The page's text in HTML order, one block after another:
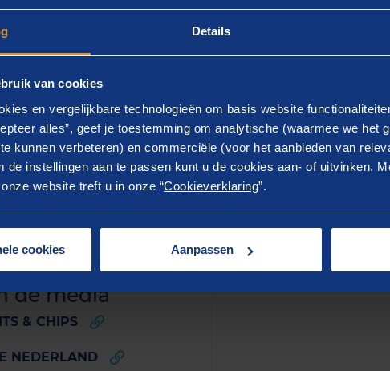
Details
van cookies
en vergelijkbare technologieën om basis website
alles”, geef je toestemming om analytische (waarmee we het
kunnen verbeteren) en commerciële (voor het aanbieden van
de instellingen aan te passen kunt u de cookies aan- of uitvinken.
website treft u in onze “Cookieverklaring”.
cookies Aanpassen
Play
de media
& CHIPS
NEDERLAND